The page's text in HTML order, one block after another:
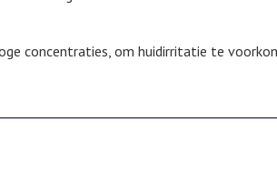
concentraties, om huidirritatie te